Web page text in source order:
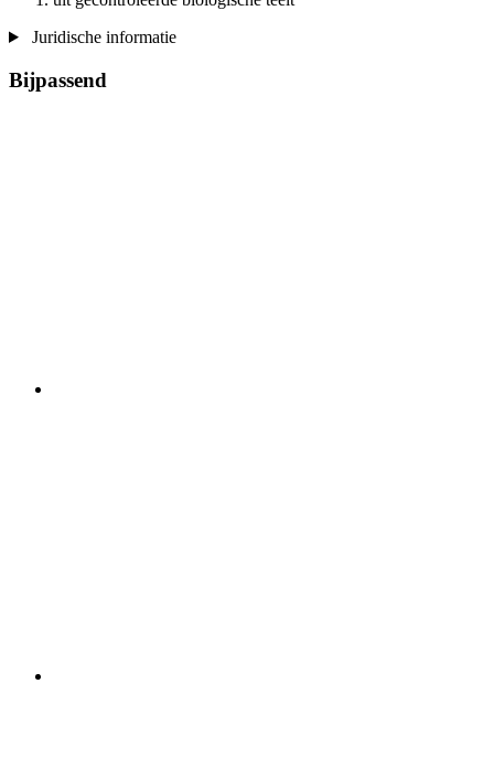
Juridische informatie
Bijpassend